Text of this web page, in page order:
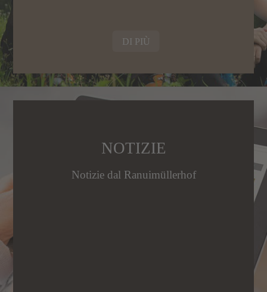
DI PIÙ
NOTIZIE
Notizie dal Ranuimüllerhof